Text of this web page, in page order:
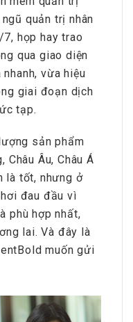
quản trị nhân
họp hay trao
qua giao diện
vừa hiệu
giai đoạn dịch
tạp.
sản phẩm
Châu Âu, Châu Á
là tốt, nhưng ở
đau đầu vì
phù hợp nhất,
lai. Và đây là
muốn gửi